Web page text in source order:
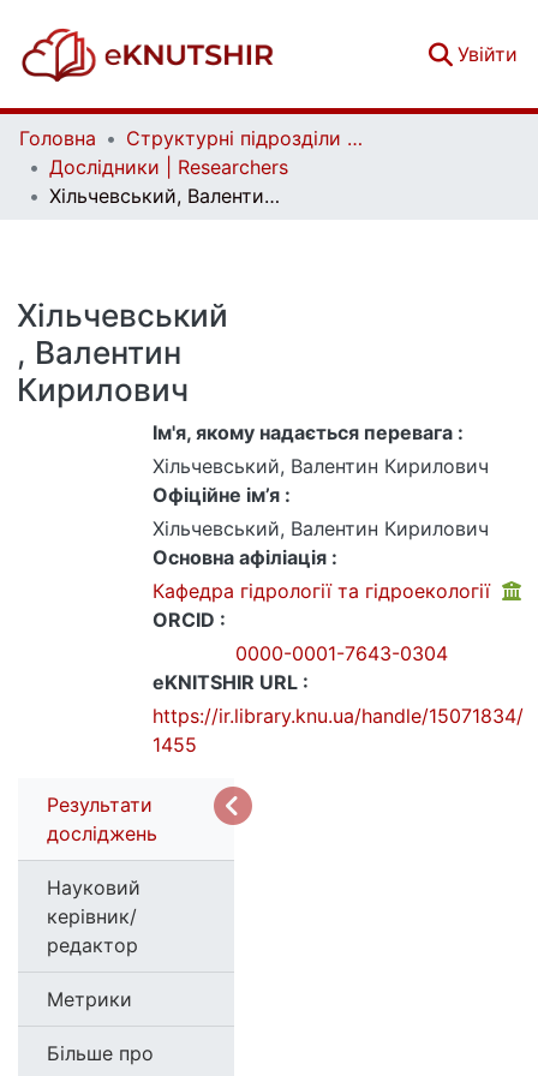
Увійти
Головна
Структурні підрозділи Київського національного університету імені Тараса Шевченка та Організації | Faculties, Institutes and Departments of Taras Shevchenko National University of Kyiv and Organizations
Дослідники | Researchers
Хільчевський, Валентин Кирилович
Хільчевський
, Валентин
Кирилович
Ім'я, якому надається перевага :
Хільчевський, Валентин Кирилович
Офіційне ім’я :
Хільчевський, Валентин Кирилович
Основна афіліація :
Кафедра гідрології та гідроекології
ORCID :
0000-0001-7643-0304
eKNITSHIR URL :
https://ir.library.knu.ua/handle/15071834/
1455
Результати
досліджень
Науковий
керівник/
редактор
Метрики
Більше про